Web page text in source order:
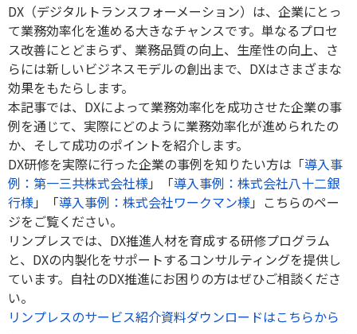
DX（デジタルトランスフォーメーション）は、企業にとっ
て業務効率化を進める大きなチャンスです。単なるプロセ
ス改善にとどまらず、業務品質の向上、生産性の向上、さ
らには新しいビジネスモデルの創出まで、DXはさまざまな
効果をもたらします。
本記事では、DXによって業務効率化を成功させた企業の事
例を通じて、実際にどのように業務効率化が進められたの
か、そして成功のポイントを紹介します。
DX研修を実際に行った企業の事例を知りたい方は「導入事
例：第一三共株式会社様」「導入事例：株式会社八十二銀
行様」「導入事例：株式会社ワークマン様」こちらのペー
ジをご覧ください。
リンプレスでは、DX推進人材を育成する研修プログラム
と、DXの内製化をサポートするコンサルティングを提供し
ています。自社のDX推進にお困りの方はぜひご相談くださ
い。
リンプレスのサービス紹介資料ダウンロードはこちらから